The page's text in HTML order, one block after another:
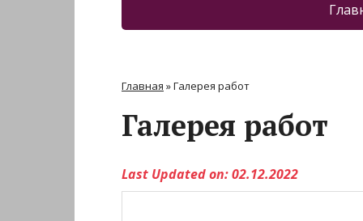
Главная »Галерея работ
Галерея работ
Last Updated on: 02.12.2022